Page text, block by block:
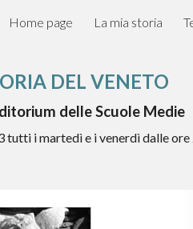
Skip to
Home page La mia storia
DEL VENETO
delle Scuole Medie
tutti i martedì e i venerdì dalle